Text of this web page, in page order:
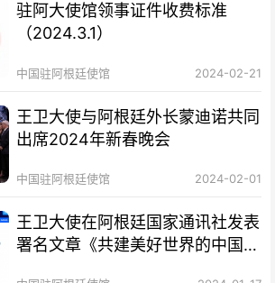
驻阿大使馆领事证件收费标准
（2024.3.1）
中国驻阿根廷使馆 2024-02-21
王卫大使与阿根廷外长蒙迪诺共同
出席2024年新春晚会
中国驻阿根廷使馆 2024-02-01
王卫大使在阿根廷国家通讯社发表
署名文章《共建美好世界的中国方